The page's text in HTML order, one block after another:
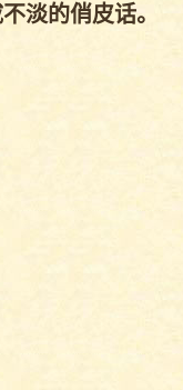
淡的俏皮话。